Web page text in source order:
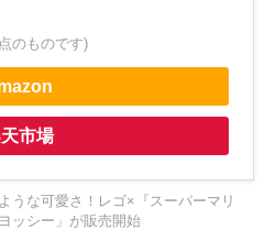
のものです)
市場
うな可愛さ！レゴ×『スーパーマリ
ッシー」が販売開始